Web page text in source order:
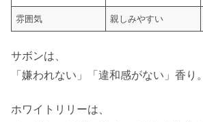
雰囲気 親しみやすい
サボンは、
「嫌われない」「違和感がない」香り。
ホワイトリリーは、